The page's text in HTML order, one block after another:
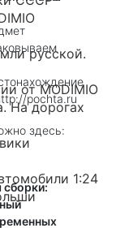
русской.
от MODIMIO
На дорогах
1:24
pochta.ru
здесь:
сборки: